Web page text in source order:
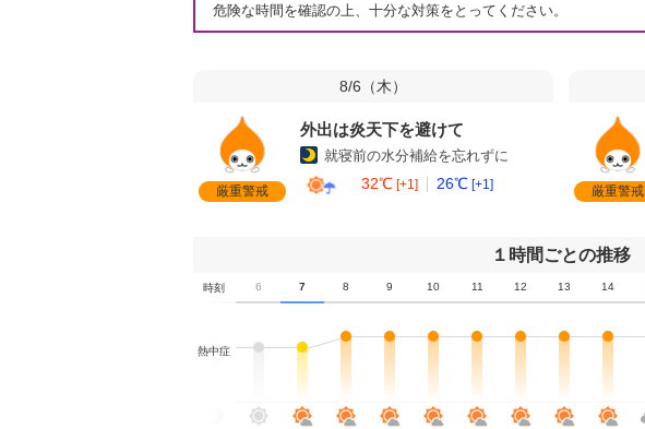
危険な時間を確認の上、十分な対策をとってください。
8/6（木）
厳重警戒
外出は炎天下を避けて
就寝前の水分補給を忘れずに
32℃ [+1] 26℃ [+1] 厳重警戒
１時間ごとの推移
時刻
5 6 7 8 9 10 11 12 13 14
熱中症